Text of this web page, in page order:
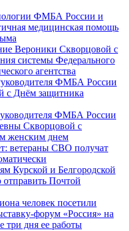
ФМБА России и
медицинская помощь
Вероники Скворцовой с
системы Федерального
агентства
ФМБА России
с Днём защитника
ФМБА России
Скворцовой с
женским днем
ветераны СВО получат
Курской и Белгородской
Почтой
человек посетили
форум «Россия» на
дня ее работы